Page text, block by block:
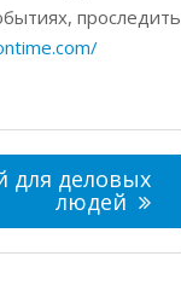
проследить
для деловых
людей